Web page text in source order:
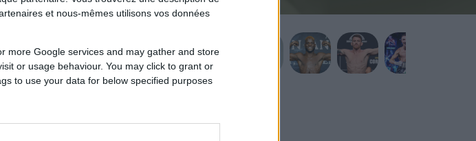
et nous-mêmes utilisons vos données
more Google services and may gather and store
or usage behaviour. You may click to grant or
to use your data for below specified purposes